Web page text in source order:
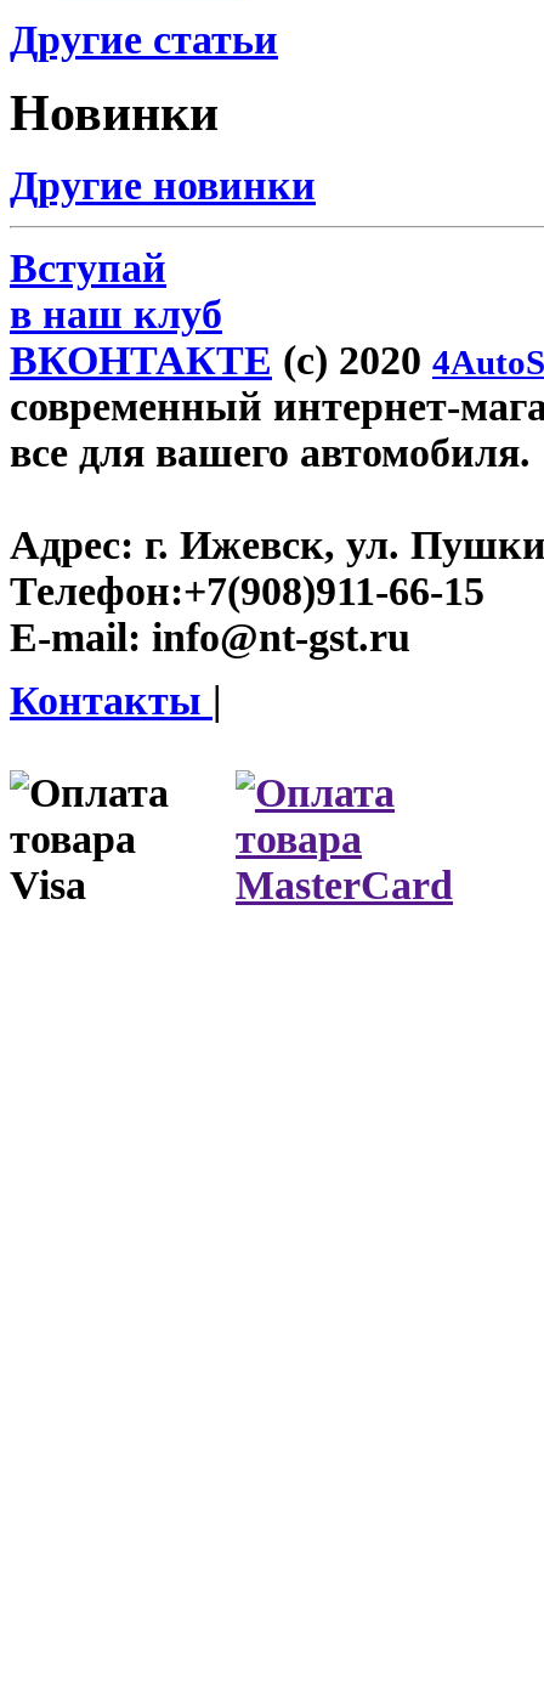
Другие статьи
Новинки
Другие новинки
Вступай
в наш клуб
ВКОНТАКТЕ (c) 2020
современный интернет-
все для вашего автомобиля.
Адрес: г. Ижевск, ул.
Телефон:+7(908)911-66-15
E-mail: info@nt-gst.ru
Контакты |